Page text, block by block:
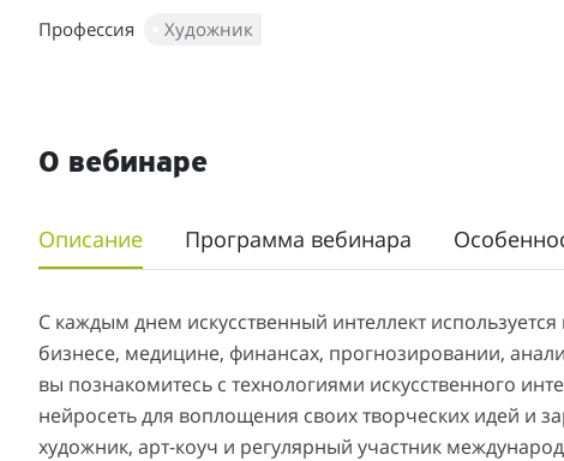
Профессия Художник
О вебинаре
Описание Программа вебинара
С каждым днем искусственный интеллект
бизнесе, медицине, финансах, прогнозировании,
вы познакомитесь с технологиями искусственного
нейросеть для воплощения своих творческих идей и
художник, арт-коуч и регулярный участник